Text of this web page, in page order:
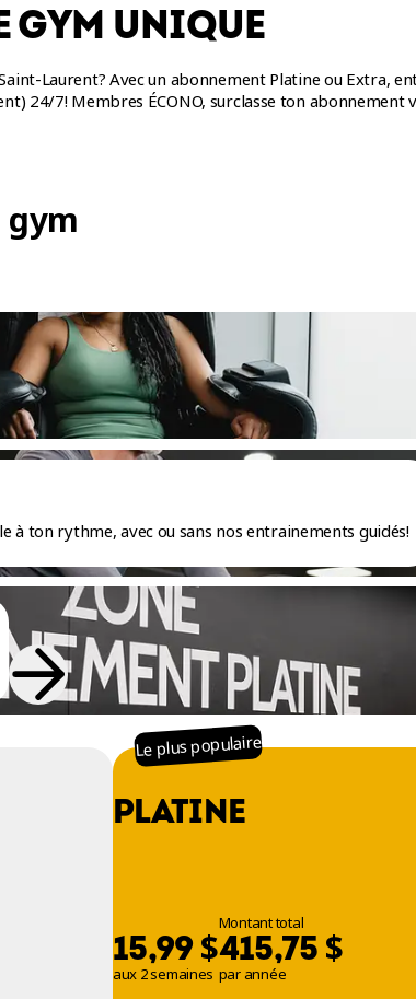
GYM UNIQUE
Laurent? Avec un abonnement Platine ou Extra,
24/7! Membres ÉCONO, surclasse ton abonnement
Laurent
abonne-toi à un abonnement Platine ou Extra
Laurent 24/7. Tu auras un accès à cette section
dans les racks à squat et travaille plusieurs
gym
à ton rythme, avec ou sans nos entrainements guidés!
Le plus populaire
PLATINE
15,99$
aux 2 semaines
Montant total
415,75 $
par année